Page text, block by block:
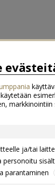
ja/tai
parantaminen